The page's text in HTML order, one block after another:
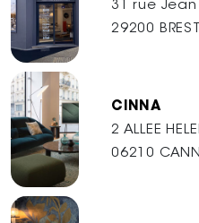
31 rue
29200 BREST
CINNA
2 ALLEE
06210